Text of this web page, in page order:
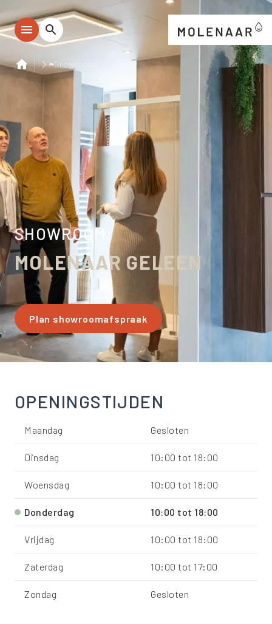
Showrooms
SHOWROOM
MOLENAAR GELEEN
Plan showroomafspraak
OPENINGSTIJDEN
Maandag Gesloten
Dinsdag 10:00 tot 18:00
Woensdag 10:00 tot 18:00
Donderdag 10:00 tot 18:00
Vrijdag 10:00 tot 18:00
Zaterdag 10:00 tot 17:00
Zondag Gesloten